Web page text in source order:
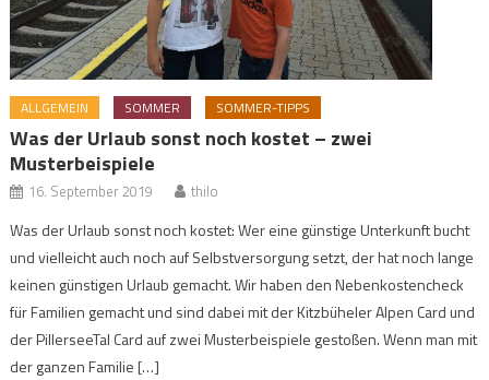
ALLGEMEIN SOMMER SOMMER-TIPPS
Was der Urlaub sonst noch kostet – zwei
Musterbeispiele
16. September 2019 thilo
Was der Urlaub sonst noch kostet: Wer eine günstige Unterkunft bucht
und vielleicht auch noch auf Selbstversorgung setzt, der hat noch lange
keinen günstigen Urlaub gemacht. Wir haben den Nebenkostencheck
für Familien gemacht und sind dabei mit der Kitzbüheler Alpen Card und
der PillerseeTal Card auf zwei Musterbeispiele gestoßen. Wenn man mit
der ganzen Familie […]